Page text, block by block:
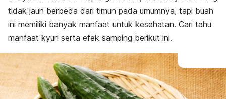
tidak jauh berbeda dari timun pada umumnya, tapi buah
ini memiliki banyak manfaat untuk kesehatan. Cari tahu
manfaat kyuri serta efek samping berikut ini.